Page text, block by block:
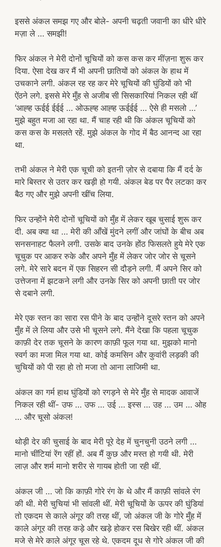
इससे अंकल समझ गए और बोले- अपनी चढ़ती जवानी का धीरे धीरे
मज़ा ले … समझी!
फिर अंकल ने मेरी दोनों चूचियों को कस कस कर मींज़ना शुरू कर
दिया. ऐसा देख कर मैं भी अपनी छातियों को अंकल के हाथ में
उचकाने लगी. अंकल रह रह कर मेरे चूचियों की घुंडियों को भी
ऐंठने लगे. इससे मेरे मुँह से अजीब सी सिसकारियां निकल रही थीं
‘आह्ह ऊईई ईईई … ओऊह्ह आह्ह ऊईईई … ऐसे ही मसलो …’
मुझे बहुत मजा आ रहा था. मैं चाह रही थी कि अंकल चूचियों को
कस कस के मसलते रहें. मुझे अंकल के गोद में बैठ आनन्द आ रहा
था.
तभी अंकल ने मेरी एक चूची को इतनी ज़ोर से दबाया कि मैं दर्द के
मारे बिस्तर से उतर कर खड़ी हो गयी. अंकल बेड पर पैर लटका कर
बैठ गए और मुझे अपनी खींच लिया.
फिर उन्होंने मेरी दोनों चूचियों को मुँह में लेकर खूब चुसाई शुरू कर
दी. अब क्या था … मेरी की आँखें मुंदने लगीं और जांघों के बीच अब
सनसनाहट फैलने लगी. उसके बाद उनके होंठ फिसलते हुये मेरे एक
चूचुक पर आकर रुके और अपने मुँह में लेकर जोर जोर से चूसने
लगे. मेरे सारे बदन में एक सिहरन सी दौड़ने लगी. मैं अपने सिर को
उत्तेजना में झटकने लगी और उनके सिर को अपनी छाती पर जोर
से दबाने लगी.
मेरे एक स्तन का सारा रस पीने के बाद उन्होंने दूसरे स्तन को अपने
मुँह में ले लिया और उसे भी चूसने लगे. मैंने देखा कि पहला चूचुक
काफ़ी देर तक चूसने के कारण काफ़ी फूल गया था. मुझको मानो
स्वर्ग का मजा मिल गया था. कोई कमसिन और कुवांरी लड़की की
चुचियों को पी रहा हो तो मजा तो आना लाजिमी था.
अंकल का गर्म हाथ घुंडियों को रगड़ने से मेरे मुँह से मादक आवाजें
निकल रही थीं- उफ … उफ … उई … इस्स … उह … उम … ओह
… और चूसो अंकल!
थोड़ी देर की चुसाई के बाद मेरी पूरे देह में चुनचुनी उठने लगी …
मानो चींटियां रेंग रहीं हों. अब मैं कुछ और मस्त हो गयी थी. मेरी
लाज़ और शर्म मानो शरीर से गायब होती जा रही थीं.
अंकल जी … जो कि काफ़ी गोरे रंग के थे और मैं काफ़ी सांवले रंग
की थी. मेरी चुचियां भी सांवली थीं. मेरी चूचियों के ऊपर की घुंडियां
तो एकदम से काले अंगूर की तरह थीं, जो अंकल जी के गोरे मुँह में
काले अंगूर की तरह कड़े और खड़े होकर रस बिखेर रही थीं. अंकल
मजे से मेरे काले अंगूर चूस रहे थे. एकदम दूध से गोरे अंकल जी की